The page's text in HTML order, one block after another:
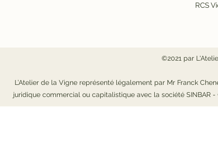
RCS
©2021 par
L’Atelier de la Vigne représenté légalement par Mr Franck
juridique commercial ou capitalistique avec la société SINBAR